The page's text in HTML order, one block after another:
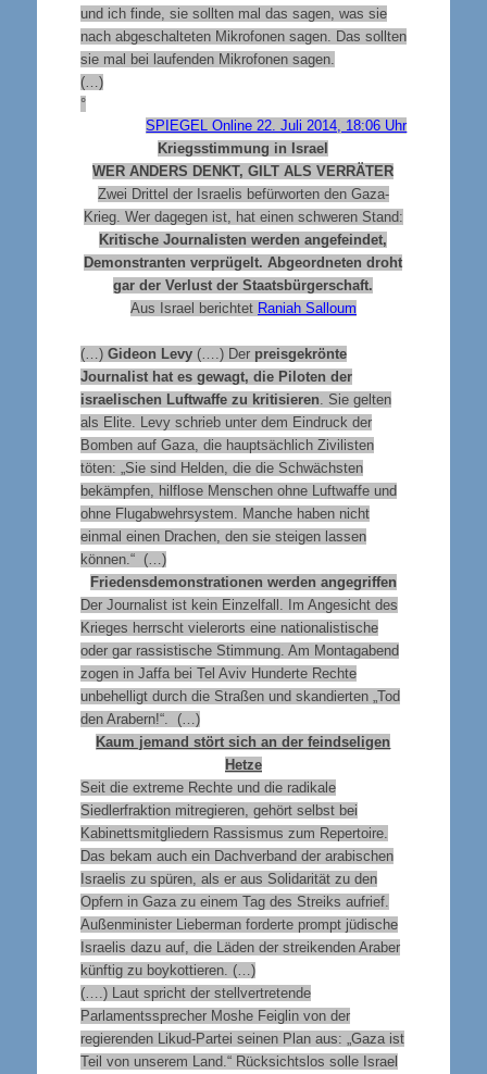
und ich finde, sie sollten mal das sagen, was sie
nach abgeschalteten Mikrofonen sagen. Das sollten
sie mal bei laufenden Mikrofonen sagen.
(…)
°
SPIEGEL Online 22. Juli 2014, 18:06 Uhr
Kriegsstimmung in Israel
WER ANDERS DENKT, GILT ALS VERRÄTER
Zwei Drittel der Israelis befürworten den Gaza-
Krieg. Wer dagegen ist, hat einen schweren Stand:
Kritische Journalisten werden angefeindet,
Demonstranten verprügelt. Abgeordneten droht
gar der Verlust der Staatsbürgerschaft.
Aus Israel berichtet Raniah Salloum
(…) Gideon Levy(….) Der preisgekrönte
Journalist hat es gewagt, die Piloten der
israelischen Luftwaffe zu kritisieren . Sie gelten
als Elite. Levy schrieb unter dem Eindruck der
Bomben auf Gaza, die hauptsächlich Zivilisten
töten: „Sie sind Helden, die die Schwächsten
bekämpfen, hilflose Menschen ohne Luftwaffe und
ohne Flugabwehrsystem. Manche haben nicht
einmal einen Drachen, den sie steigen lassen
können.“ (…)
Friedensdemonstrationen werden angegriffen
Der Journalist ist kein Einzelfall. Im Angesicht des
Krieges herrscht vielerorts eine nationalistische
oder gar rassistische Stimmung. Am Montagabend
zogen in Jaffa bei Tel Aviv Hunderte Rechte
unbehelligt durch die Straßen und skandierten „Tod
den Arabern!“. (…)
Kaum jemand stört sich an der feindseligen
Hetze
Seit die extreme Rechte und die radikale
Siedlerfraktion mitregieren, gehört selbst bei
Kabinettsmitgliedern Rassismus zum Repertoire.
Das bekam auch ein Dachverband der arabischen
Israelis zu spüren, als er aus Solidarität zu den
Opfern in Gaza zu einem Tag des Streiks aufrief.
Außenminister Lieberman forderte prompt jüdische
Israelis dazu auf, die Läden der streikenden Araber
künftig zu boykottieren. (…)
(….) Laut spricht der stellvertretende
Parlamentssprecher Moshe Feiglin von der
regierenden Likud-Partei seinen Plan aus: „Gaza ist
Teil von unserem Land.“ Rücksichtslos solle Israel